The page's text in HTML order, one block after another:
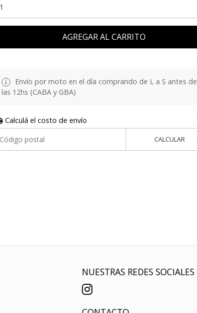
AGREGAR AL CARRITO
Envío por moto en el día comprando de L a S antes de
las 12hs (CABA y GBA)
Calculá el costo de envío
CALCULAR
NUESTRAS REDES SOCIALES